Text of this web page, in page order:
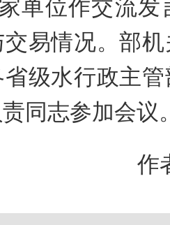
单位作交流发
易情况。部
级水行政主
同志参加会议
作